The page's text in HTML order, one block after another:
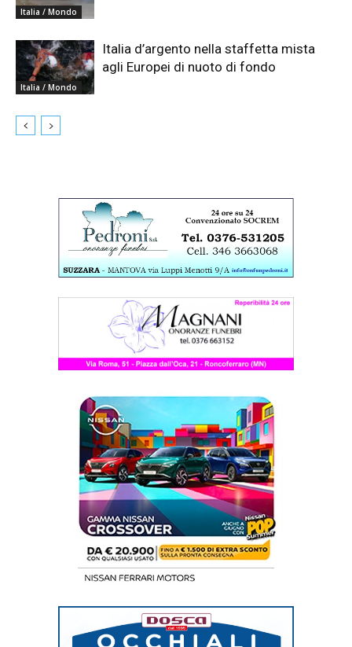
Italia / Mondo
Italia / Mondo
Italia d’argento nella staffetta mista
agli Europei di nuoto di fondo